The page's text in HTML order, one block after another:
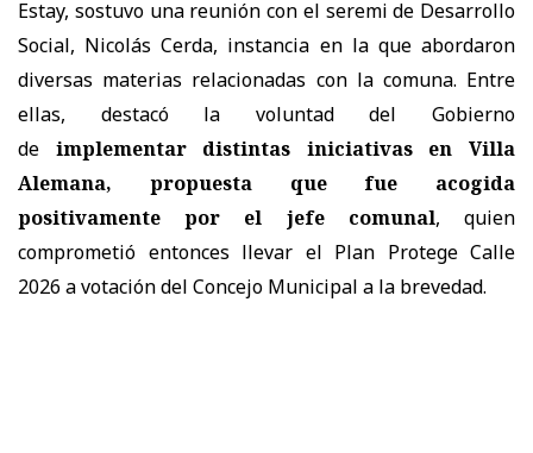
Estay, sostuvo una reunión con el seremi de Desarrollo
Social, Nicolás Cerda, instancia en la que abordaron
diversas materias relacionadas con la comuna. Entre
ellas, destacó la voluntad del Gobierno
de
implementar distintas iniciativas en Villa
Alemana, propuesta que fue acogida
positivamente por el jefe comunal, quien
comprometió entonces llevar el Plan Protege Calle
2026 a votación del Concejo Municipal a la brevedad.